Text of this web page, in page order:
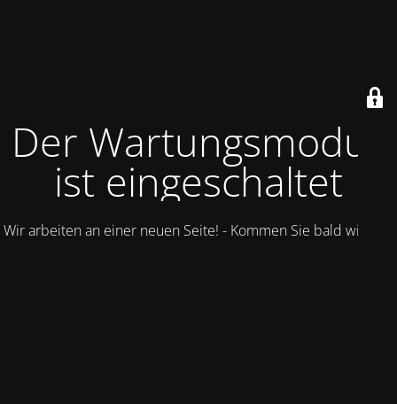
Der Wartungsmodus
ist eingeschaltet
Wir arbeiten an einer neuen Seite! - Kommen Sie bald wieder.